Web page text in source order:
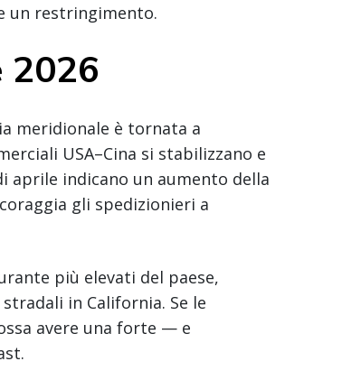
un restringimento.
2026
meridionale è tornata a
USA–Cina si stabilizzano e
indicano un aumento della
gli spedizionieri a
più elevati del paese,
in California. Se le
avere una forte — e